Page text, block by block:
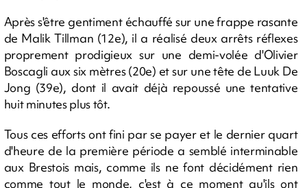
Après s'être gentiment échauffé sur une frappe rasante
de Malik Tillman (12e), il a réalisé deux arrêts réflexes
proprement prodigieux sur une demi-volée d'Olivier
Boscagli aux six mètres (20e) et sur une tête de Luuk De
Jong (39e), dont il avait déjà repoussé une tentative
huit minutes plus tôt.
Tous ces efforts ont fini par se payer et le dernier quart
d'heure de la première période a semblé interminable
aux Brestois mais, comme ils ne font décidément rien
comme tout le monde, c'est à ce moment qu'ils ont